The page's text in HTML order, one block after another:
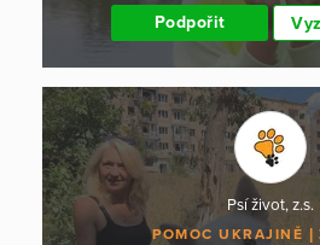
Podpořit
Psí život, z.s.
POMOC UKRAJINĚ